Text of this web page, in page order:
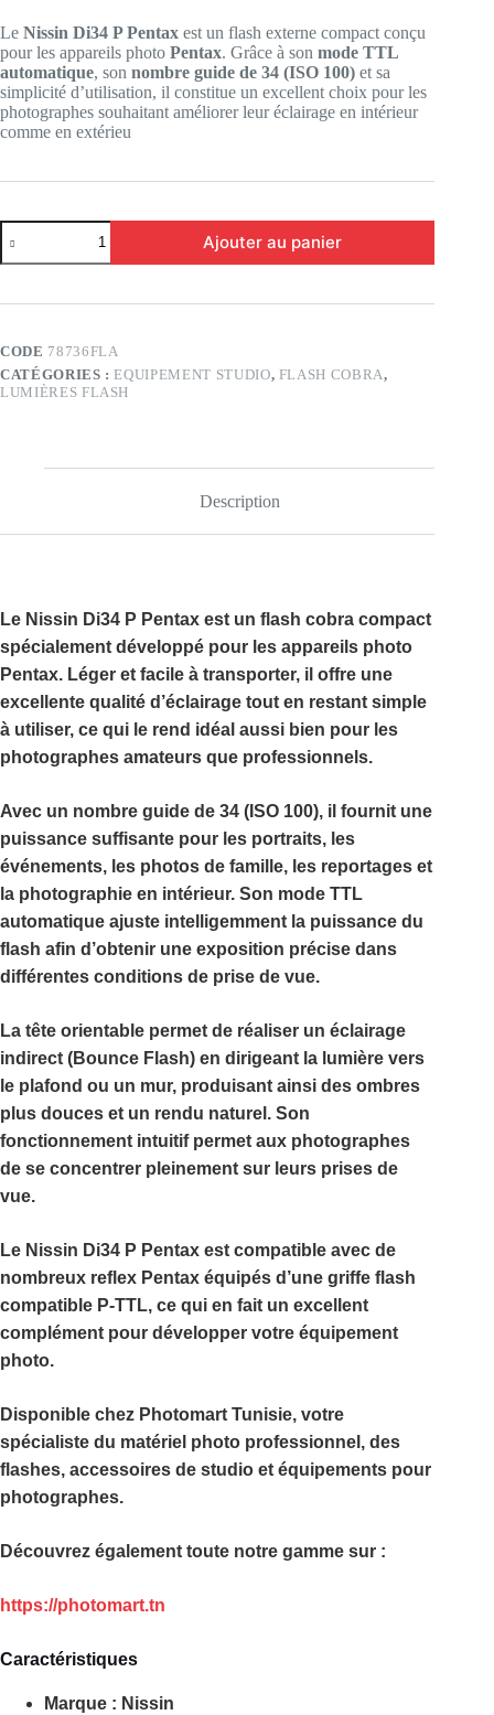
Le Nissin Di34 P Pentax est un flash externe compact conçu
pour les appareils photo Pentax. Grâce à son mode TTL
automatique, son nombre guide de 34 (ISO 100) et sa
simplicité d’utilisation, il constitue un excellent choix pour les
photographes souhaitant améliorer leur éclairage en intérieur
comme en extérieu
quantité
de
Nissin
P
Ajouter au panier
CODE 78736FLA
CATÉGORIES :EQUIPEMENT STUDIO, FLASH COBRA,
LUMIÈRES FLASH
Description
Le Nissin Di34 P Pentax est un flash cobra compact
spécialement développé pour les appareils photo
Pentax. Léger et facile à transporter, il offre une
excellente qualité d’éclairage tout en restant simple
à utiliser, ce qui le rend idéal aussi bien pour les
photographes amateurs que professionnels.
Avec un nombre guide de 34 (ISO 100), il fournit une
puissance suffisante pour les portraits, les
événements, les photos de famille, les reportages et
la photographie en intérieur. Son mode TTL
automatique ajuste intelligemment la puissance du
flash afin d’obtenir une exposition précise dans
différentes conditions de prise de vue.
La tête orientable permet de réaliser un éclairage
indirect (Bounce Flash) en dirigeant la lumière vers
le plafond ou un mur, produisant ainsi des ombres
plus douces et un rendu naturel. Son
fonctionnement intuitif permet aux photographes
de se concentrer pleinement sur leurs prises de
vue.
Le Nissin Di34 P Pentax est compatible avec de
nombreux reflex Pentax équipés d’une griffe flash
compatible P-TTL, ce qui en fait un excellent
complément pour développer votre équipement
photo.
Disponible chez Photomart Tunisie, votre
spécialiste du matériel photo professionnel, des
flashes, accessoires de studio et équipements pour
photographes.
Découvrez également toute notre gamme sur :
https://photomart.tn
Caractéristiques
Marque : Nissin